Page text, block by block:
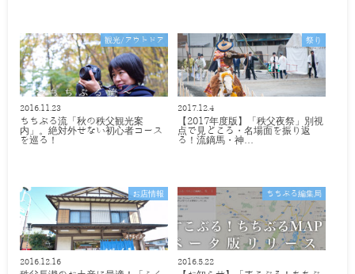
観光/アウトドア
2016.11.23
ちちぶる流「秋の秩父観光案
内」。絶対外せない初心者コース
を巡る！
祭り
2017.12.4
【2017年度版】「秩父夜祭」別視
点で見どころ・名場面を振り返
る！流鏑馬・神…
お店情報
2016.12.16
ちちぶる編集局
2016.5.22